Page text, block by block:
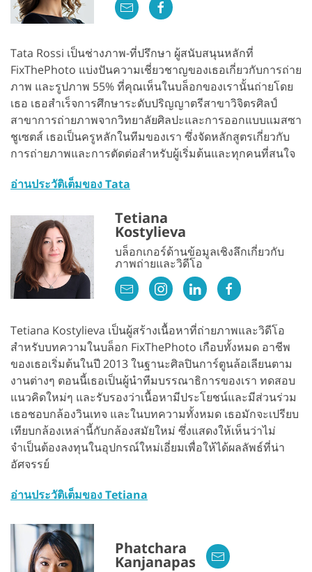
Tata Rossi เป็นช่างภาพ-ที่ปรึกษา ผู้สนับสนุนหลักที่
FixThePhoto แบ่งปันความเชี่ยวชาญของเธอเกี่ยวกับการถ่าย
ภาพ และรูปภาพ 55% ที่คุณเห็นในบล็อกของเรานั้นถ่ายโดย
เธอ เธอสำเร็จการศึกษาระดับปริญญาตรีสาขาวิจิตรศิลป์
สาขาการถ่ายภาพจากวิทยาลัยศิลปะและการออกแบบแมสซา
ชูเซตส์ เธอเป็นครูหลักในทีมของเรา ซึ่งจัดหลักสูตรเกี่ยวกับ
การถ่ายภาพและการตัดต่อสำหรับผู้เริ่มต้นและทุกคนที่สนใจ
อ่านประวัติเต็มของ Tata
Tetiana
Kostylieva
บล็อกเกอร์ด้านข้อมูลเชิงลึกเกี่ยวกับ
ภาพถ่ายและวิดีโอ
Tetiana Kostylieva เป็นผู้สร้างเนื้อหาที่ถ่ายภาพและวิดีโอ
สำหรับบทความในบล็อก FixThePhoto เกือบทั้งหมด อาชีพ
ของเธอเริ่มต้นในปี 2013 ในฐานะศิลปินการ์ตูนล้อเลียนตาม
งานต่างๆ ตอนนี้เธอเป็นผู้นำทีมบรรณาธิการของเรา ทดสอบ
แนวคิดใหม่ๆ และรับรองว่าเนื้อหามีประโยชน์และมีส่วนร่วม
เธอชอบกล้องวินเทจ และในบทความทั้งหมด เธอมักจะเปรียบ
เทียบกล้องเหล่านี้กับกล้องสมัยใหม่ ซึ่งแสดงให้เห็นว่าไม่
จำเป็นต้องลงทุนในอุปกรณ์ใหม่เอี่ยมเพื่อให้ได้ผลลัพธ์ที่น่า
อัศจรรย์
อ่านประวัติเต็มของ Tetiana
Phatchara
Kanjanapas